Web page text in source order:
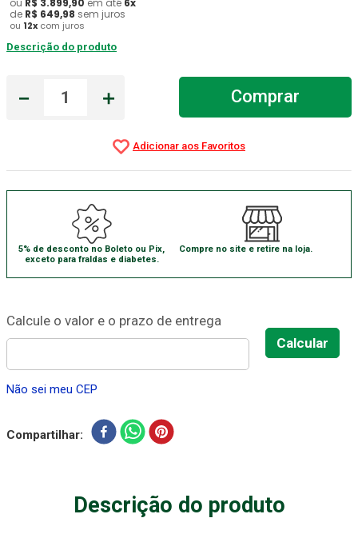
ou R$ 3.899,90 em até 6x
de R$ 649,98 sem juros
ou 12x com juros
Descrição do produto
＋
－ Comprar
5% de desconto no Boleto ou Pix,
exceto para fraldas e diabetes.
Compre no site e retire na loja.
Não sei meu CEP
Compartilhar
Descrição do produto
7º Absorvente Geriatrico
8º Gaze Esteril